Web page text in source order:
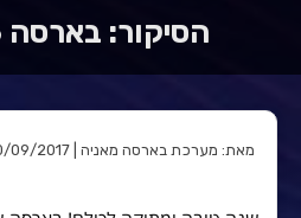
הסיקור: בארסה 6 – 1 אייבר
מאת: מערכת בארסה מאניה | 20/09/2017 | קטגוריה: